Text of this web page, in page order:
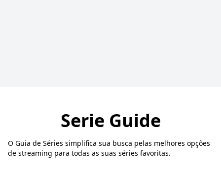
Serie Guide
O Guia de Séries simplifica sua busca pelas melhores opções
de streaming para todas as suas séries favoritas.